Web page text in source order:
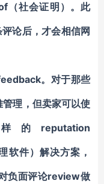
（社会证明）。此
论后，才会相信网
。对于那些
理，但卖家可以使
的reputation
件）解决方案，
负面评论review做